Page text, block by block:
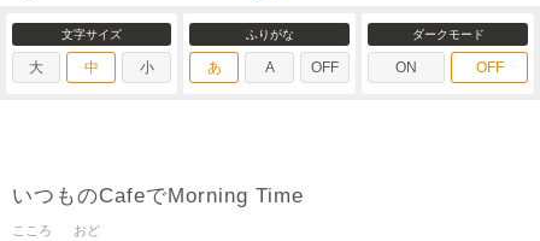
文字サイズ
大 中 小
ふりがな
あ A OFF
ダークモード
ON OFF
いつものCafeでMorning Time
こころ おど